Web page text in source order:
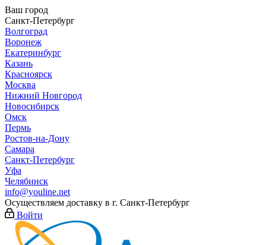
Ваш город
Санкт-Петербург
Волгоград
Воронеж
Екатеринбург
Казань
Красноярск
Москва
Нижний Новгород
Новосибирск
Омск
Пермь
Ростов-на-Дону
Самара
Санкт-Петербург
Уфа
Челябинск
info@youline.net
Осуществляем доставку в г. Санкт-Петербург
Войти